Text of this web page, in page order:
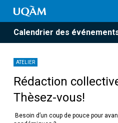
Calendrier des
ATELIER
Rédaction
Thèsez-vous!
Besoin d’un coup de pouce pour